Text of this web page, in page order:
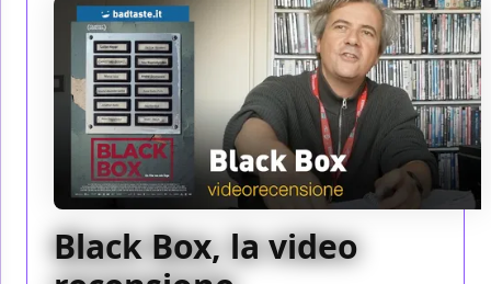
Black Box, la video